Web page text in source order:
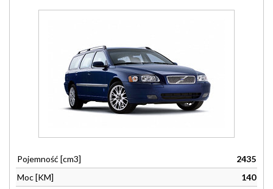
Pojemność [cm3]
2435
Moc [KM]
140